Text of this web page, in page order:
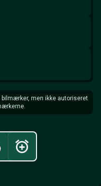
men ikke autoriseret
prøveturFå besked ved prisfald